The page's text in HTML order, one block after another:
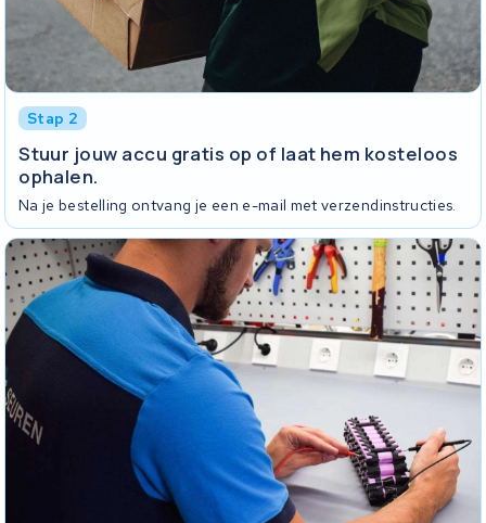
Stap 2
Stuur jouw accu gratis op of laat hem kosteloos
ophalen.
Na je bestelling ontvang je een e-mail met verzendinstructies.